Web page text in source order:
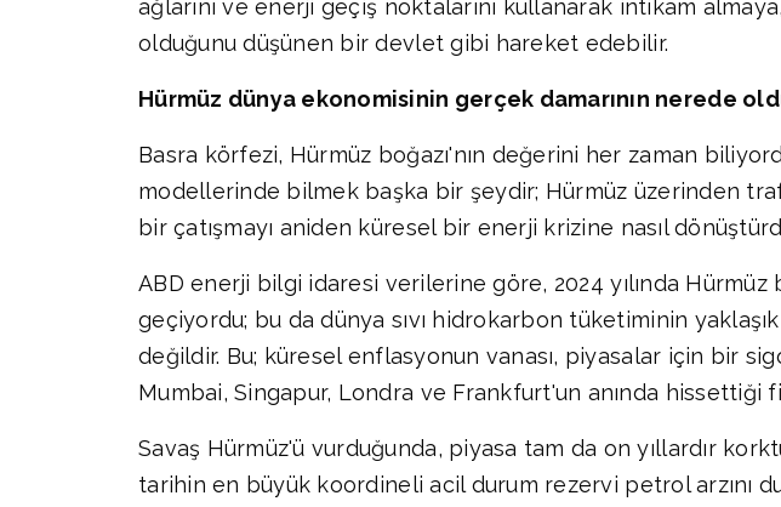
ağlarını ve enerji geçiş noktalarını kullanarak intikam
olduğunu düşünen bir devlet gibi hareket edebilir.
Hürmüz dünya ekonomisinin gerçek damarının nerede
Basra körfezi, Hürmüz boğazı'nın değerini her zaman
modellerinde bilmek başka bir şeydir; Hürmüz üzerinden
bir çatışmayı aniden küresel bir enerji krizine nasıl
ABD enerji bilgi idaresi verilerine göre, 2024 yılında
geçiyordu; bu da dünya sıvı hidrokarbon tüketiminin
değildir. Bu; küresel enflasyonun vanası, piyasalar için bir
Mumbai, Singapur, Londra ve Frankfurt'un anında hissettiği
Savaş Hürmüz'ü vurduğunda, piyasa tam da on yıllardır
tarihin en büyük koordineli acil durum rezervi petrol arzını